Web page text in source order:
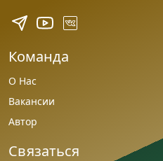
Команда
О Нас
Вакансии
Автор
Связаться